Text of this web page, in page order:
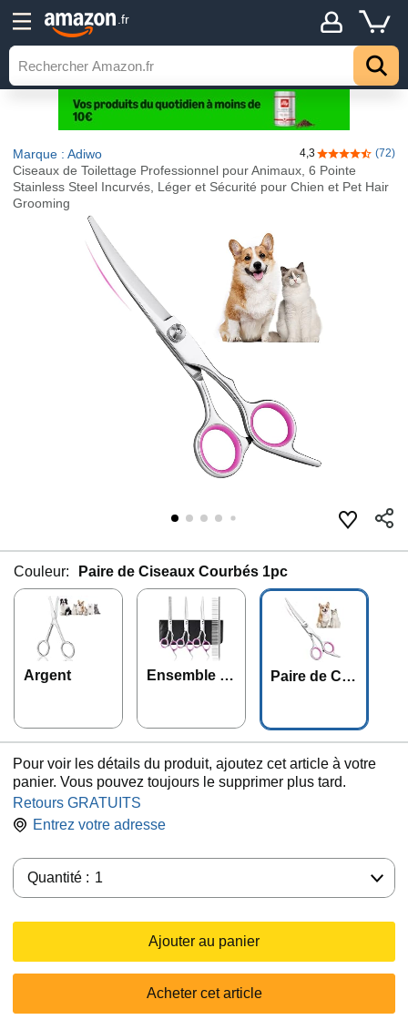
.fr
Marque : Adiwo 4,3 4,3 sur 5(72)
Ciseaux de Toilettage Professionnel pour Animaux, 6 Pointe
Stainless Steel Incurvés, Léger et Sécurité pour Chien et Pet Hair
Grooming
Couleur: Paire de Ciseaux Courbés 1pc
Argent
Ensemble d
Paire de Cis
Pour voir les détails du produit, ajoutez cet article à votre
panier. Vous pouvez toujours le supprimer plus tard.
Retours GRATUITS
Entrez votre adresse
Quantité : 1
Ajouter au panier
Acheter cet article